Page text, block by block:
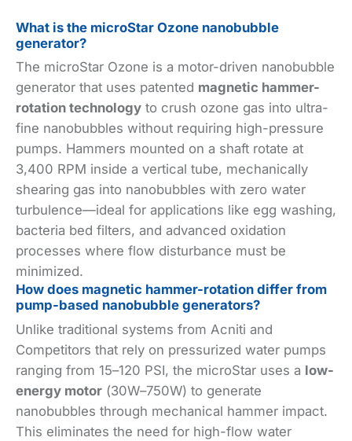
What is the microStar Ozone nanobubble
generator?
The microStar Ozone is a motor-driven nanobubble
generator that uses patented magnetic hammer-
rotation technology to crush ozone gas into ultra-
fine nanobubbles without requiring high-pressure
pumps. Hammers mounted on a shaft rotate at
3,400 RPM inside a vertical tube, mechanically
shearing gas into nanobubbles with zero water
turbulence—ideal for applications like egg washing,
bacteria bed filters, and advanced oxidation
processes where flow disturbance must be
minimized.
How does magnetic hammer-rotation differ from
pump-based nanobubble generators?
Unlike traditional systems from Acniti and
Competitors that rely on pressurized water pumps
ranging from 15–120 PSI, the microStar uses a low-
energy motor (30W–750W) to generate
nanobubbles through mechanical hammer impact.
This eliminates the need for high-flow water